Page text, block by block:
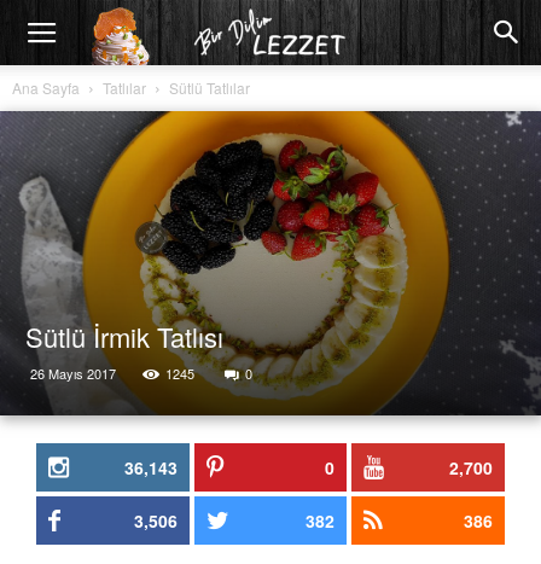
Ana Sayfa Tatlılar Sütlü Tatlılar
Sütlü İrmik Tatlısı
26 Mayıs 2017 1245 0
36,143 0 2,700
3,506 382 386